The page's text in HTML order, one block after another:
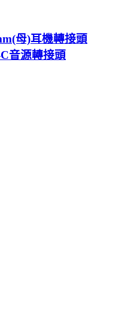
母)耳機轉接頭
音源轉接頭